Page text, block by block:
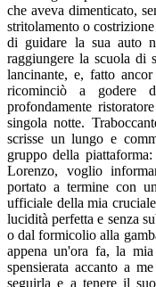
che aveva dimenticato,
stritolamento o
di guidare la sua auto
raggiungere la scuola di
lancinante, e, fatto
ricominciò a godere
profondamente
singola notte.
scrisse un lungo e
gruppo della
Lorenzo, voglio
portato a termine con
ufficiale della mia
lucidità perfetta e senza
o dal formicolio alla
appena un'ora fa, la
spensierata accanto a
seguirla e a tenere il